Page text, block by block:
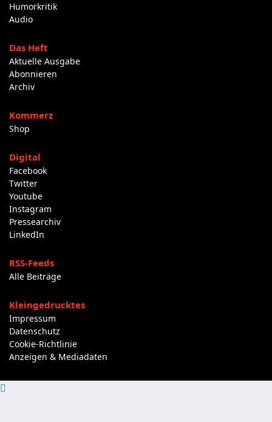
Humorkritik
Audio
Das Heft
Aktuelle Ausgabe
Abonnieren
Archiv
Kommerz
Shop
Digital
Facebook
Twitter
Youtube
Instagram
Pressearchiv
LinkedIn
RSS-Feeds
Alle Beiträge
Kleingedrucktes
Impressum
Datenschutz
Cookie-Richtlinie
Anzeigen & Mediadaten